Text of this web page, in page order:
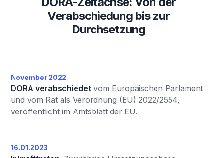
Verabschiedung bis zur
Durchsetzung
November 2022
DORA verabschiedet vom Europäischen Parlament
und vom Rat als Verordnung (EU) 2022/2554,
veröffentlicht im Amtsblatt der EU.
16.01.2023